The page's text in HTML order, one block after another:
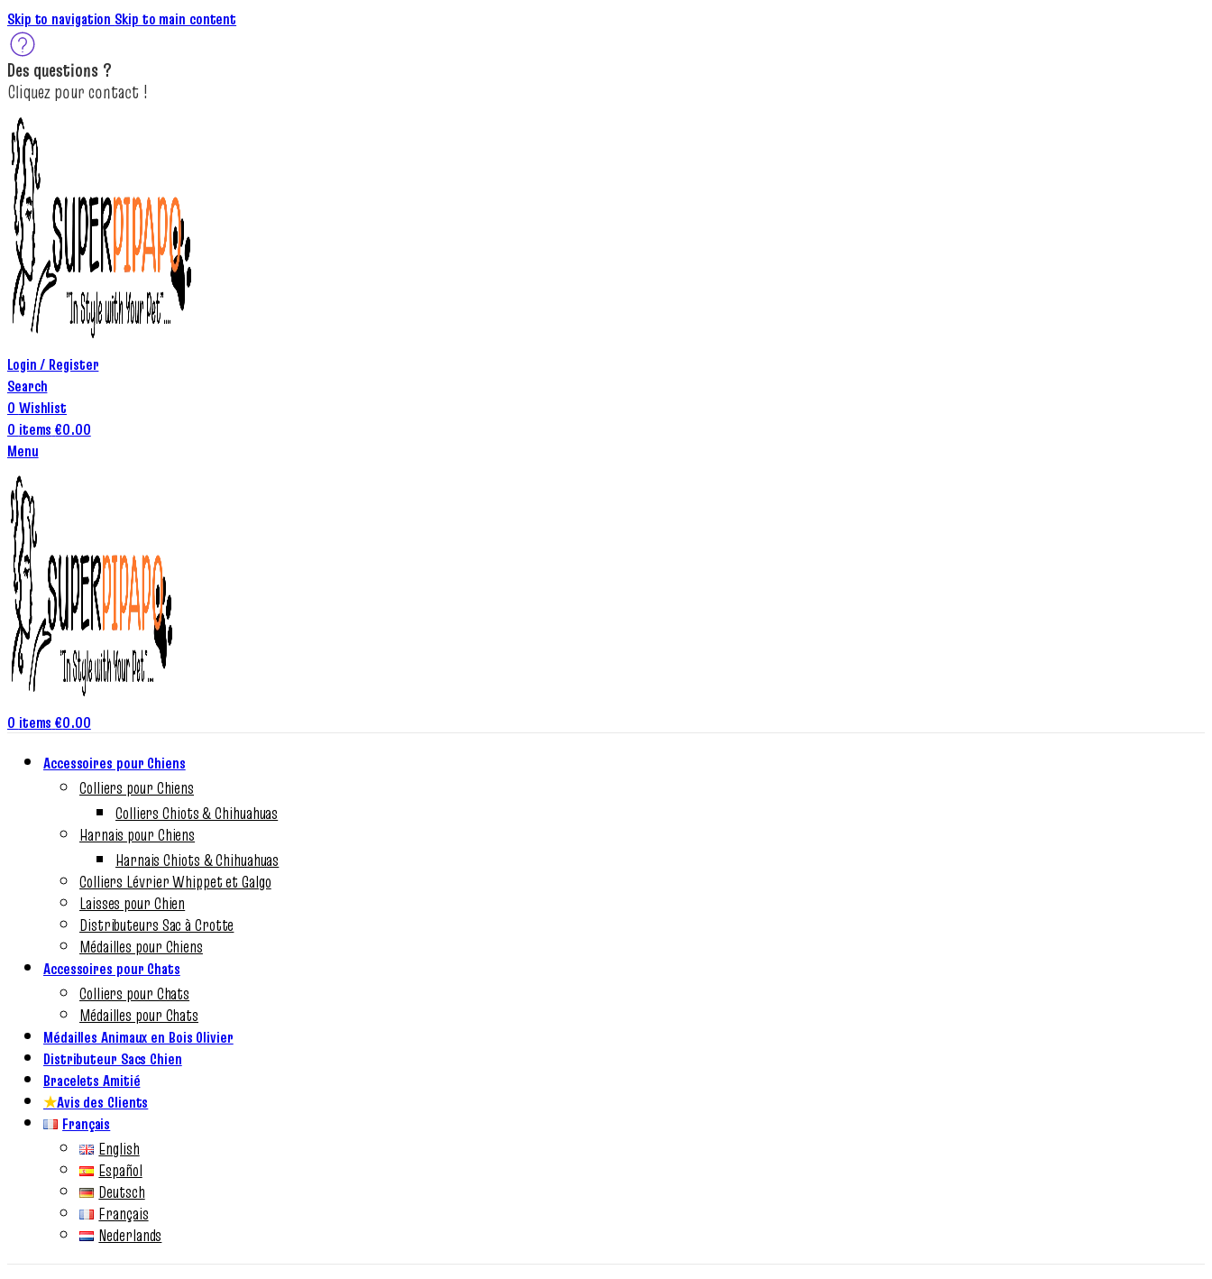
Skip to navigation Skip to main content
Des questions ?
Cliquez pourcontact !
Login / Register
Search
0 Wishlist
0 items €0.00
Menu
0 items €0.00
Accessoires pour Chiens
Colliers pour Chiens
Colliers Chiots & Chihuahuas
Harnais pour Chiens
Harnais Chiots & Chihuahuas
Colliers Lévrier Whippet et Galgo
Laisses pour Chien
Distributeurs Sac à Crotte
Médailles pour Chiens
Accessoires pour Chats
Colliers pour Chats
Médailles pour Chats
Médailles Animaux en Bois Olivier
Distributeur Sacs Chien
Bracelets Amitié
★Avis des Clients
Français
English
Español
Deutsch
Français
Nederlands